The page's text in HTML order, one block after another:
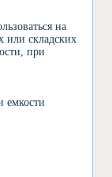
на
или складских
при
емкости